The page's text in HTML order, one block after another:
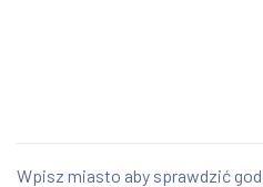
Wpisz miasto aby sprawdzić